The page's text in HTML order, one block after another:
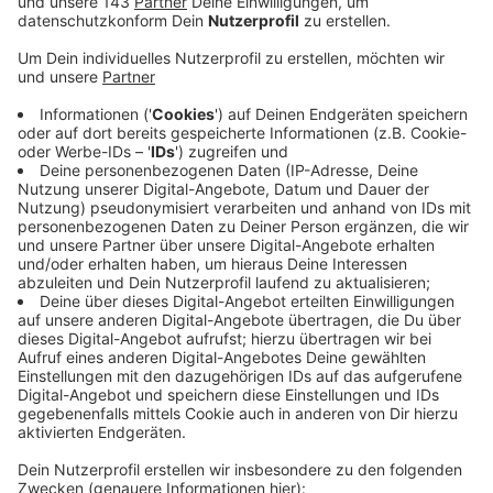
Schulen. Den Service bietet Arnsberg am 29., 30.
und 31. Januar an. Die genauen Zeiten und die
Zeugnis-Telefonnummer:
Zeugnis-Telefon-Nr.: 02931 / 82-3388
29. u. 30. 01., jeweils von 9:00 bis 12:00 Uhr und von
13:00 bis 15:00 Uhr sowie am 31. 01. von 09:00 bis
12:00 Uhr.
Außerhalb dieser Zeit besteht die Möglichkeit, sich
mit Fragen an die zentrale Rufnummer 02931/82-0
zu wenden. Von dieser zentralen Rufnummer
werden die Anrufe dann an die jeweiligen
Ansprechpartnerinnen und -partner weitergeleitet.
Veröffentlicht: Freitag, 26.01.2024 14:34